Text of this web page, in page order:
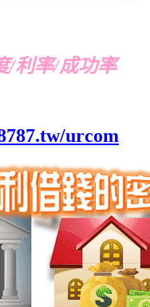
/利率/成功率
urcom